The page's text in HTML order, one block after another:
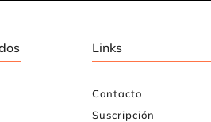
Links
Contacto
Suscripción